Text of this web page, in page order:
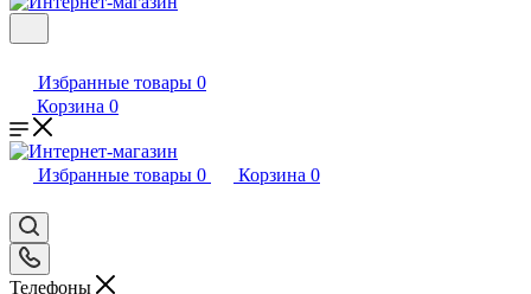
Избранные товары 0
Корзина 0
Избранные товары 0 Корзина 0
Телефоны